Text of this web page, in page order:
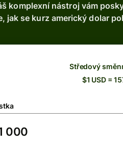
komplexní nástroj vám
jak se kurz americký dolar
Středový
$1 USD =